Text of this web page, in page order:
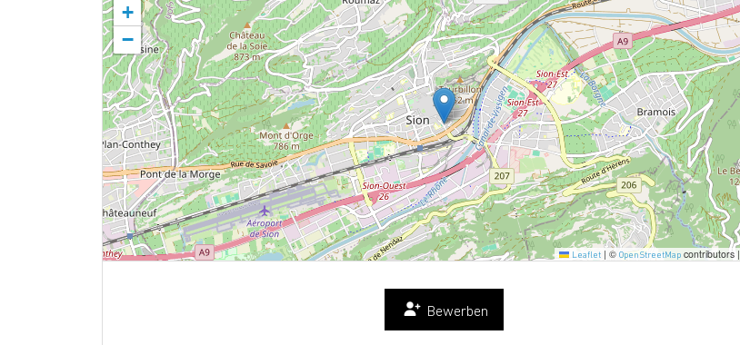
+
−
Leaflet | © OpenStreetMapcontributors |
Bewerben